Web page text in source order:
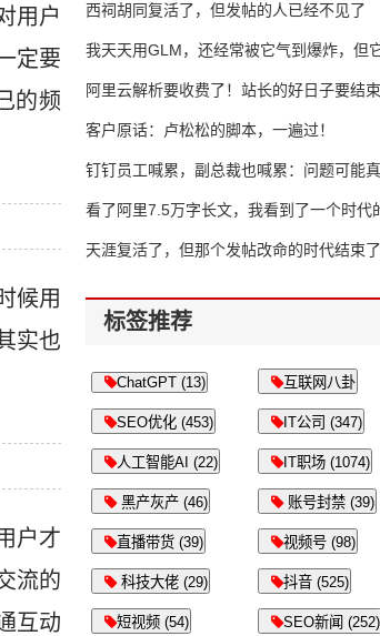
用户
定要
的频
候用
实也
户才
流的
互动
西祠胡同复活了，但发帖的人已经不见了
我天天用GLM，还经常被它气到爆炸，但
16万亿
阿里云解析要收费了！站长的好日子要结
客户原话：卢松松的脚本，一遍过！
钉钉员工喊累，副总裁也喊累：问题可能
了
看了阿里7.5万字长文，我看到了一个时代
天涯复活了，但那个发帖改命的时代结束了
标签推荐
ChatGPT (13) 互联网八卦
SEO优化 (453) IT公司 (347)
人工智能AI (22) IT职场 (1074)
黑产灰产 (46) 账号封禁 (39)
直播带货 (39) 视频号 (98)
科技大佬 (29) 抖音 (525)
短视频 (54) SEO新闻 (252)